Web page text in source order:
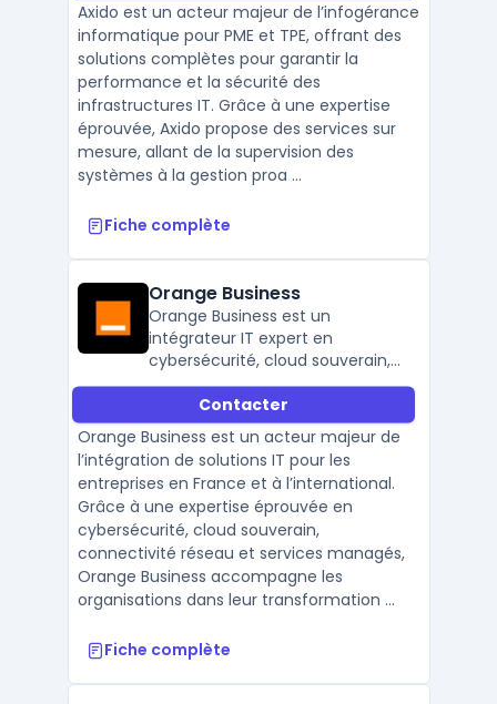
Axido est un acteur majeur de l’infogérance
informatique pour PME et TPE, offrant des
solutions complètes pour garantir la
performance et la sécurité des
infrastructures IT. Grâce à une expertise
éprouvée, Axido propose des services sur
mesure, allant de la supervision des
systèmes à la gestion proa ...
Fiche complète
Orange Business
Orange Business est un
intégrateur IT expert en
cybersécurité, cloud souverain,
réseau SD-WAN et services
managés, au service des
entreprises françaises et
internationales.
Contacter
Orange Business est un acteur majeur de
l’intégration de solutions IT pour les
entreprises en France et à l’international.
Grâce à une expertise éprouvée en
cybersécurité, cloud souverain,
connectivité réseau et services managés,
Orange Business accompagne les
organisations dans leur transformation ...
Fiche complète